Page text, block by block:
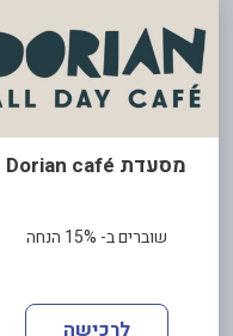
מסעדת Dorian café
שוברים ב- 15% הנחה
לרכישה